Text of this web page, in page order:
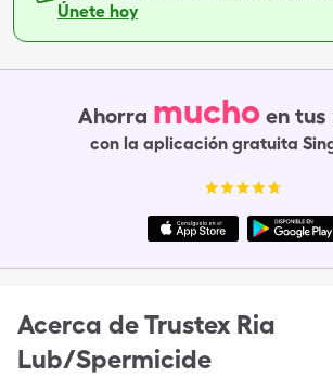
Únete hoy
Ahorra mucho en
con la aplicación gratuita
Acerca deTrustex Ria
Lub/Spermicide